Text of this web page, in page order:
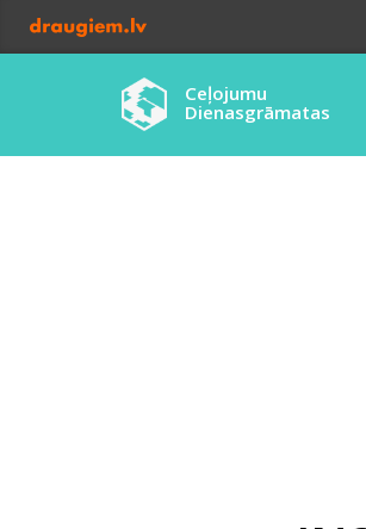
Ceļojumu
Dienasgrāmatas